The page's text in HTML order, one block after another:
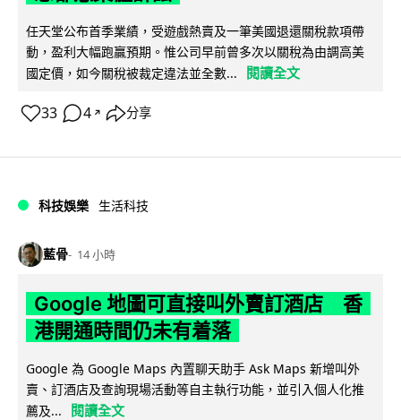
任天堂公布首季業績，受遊戲熱賣及一筆美國退還關稅款項帶
動，盈利大幅跑贏預期。惟公司早前曾多次以關稅為由調高美
國定價，如今關稅被裁定違法並全數...
閱讀全文
33 4 ↗ 分享
科技娛樂 生活科技
藍骨 14 小時
Google 地圖可直接叫外賣訂酒店 香
港開通時間仍未有着落
Google 為 Google Maps 內置聊天助手 Ask Maps 新增叫外
賣、訂酒店及查詢現場活動等自主執行功能，並引入個人化推
薦及...
閱讀全文